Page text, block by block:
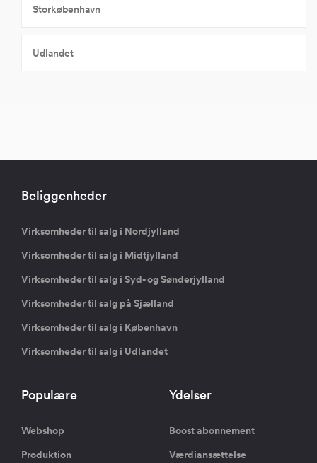
Storkøbenhavn
Udlandet
Beliggenheder
Virksomheder til salg i Nordjylland
Virksomheder til salg i Midtjylland
Virksomheder til salg i Syd- og Sønderjylland
Virksomheder til salg på Sjælland
Virksomheder til salg i København
Virksomheder til salg i Udlandet
Populære
Webshop
Produktion
Ydelser
Boost abonnement
Værdiansættelse